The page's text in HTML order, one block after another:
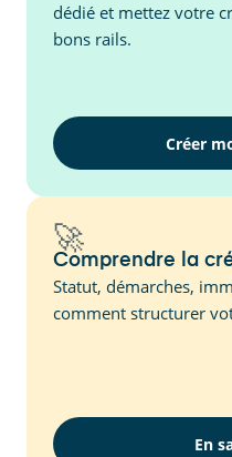
dédié et mettez votre
bons rails.
Créer
🚀
Comprendre la
Statut, démarches,
comment structurer
En